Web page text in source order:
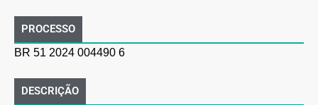
PROCESSO
BR 51 2024 004490 6
DESCRIÇÃO